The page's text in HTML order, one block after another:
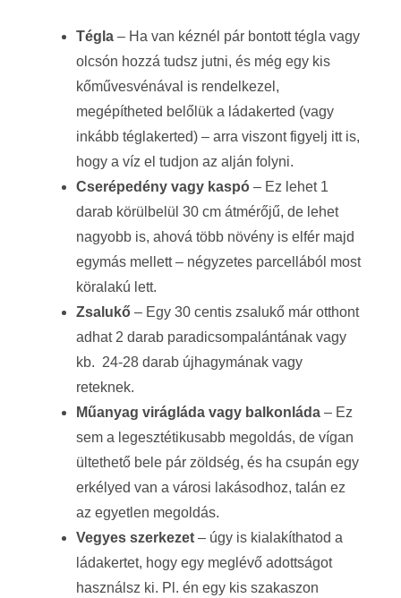
Tégla – Ha van kéznél pár bontott tégla vagy
olcsón hozzá tudsz jutni, és még egy kis
kőművesvénával is rendelkezel,
megépítheted belőlük a ládakerted (vagy
inkább téglakerted) – arra viszont figyelj itt is,
hogy a víz el tudjon az alján folyni.
Cserépedény vagy kaspó – Ez lehet 1
darab körülbelül 30 cm átmérőjű, de lehet
nagyobb is, ahová több növény is elfér majd
egymás mellett – négyzetes parcellából most
köralakú lett.
Zsalukő – Egy 30 centis zsalukő már otthont
adhat 2 darab paradicsompalántának vagy
kb. 24-28 darab újhagymának vagy
reteknek.
Műanyag virágláda vagy balkonláda – Ez
sem a legesztétikusabb megoldás, de vígan
ültethető bele pár zöldség, és ha csupán egy
erkélyed van a városi lakásodhoz, talán ez
az egyetlen megoldás.
Vegyes szerkezet – úgy is kialakíthatod a
ládakertet, hogy egy meglévő adottságot
használsz ki. Pl. én egy kis szakaszon